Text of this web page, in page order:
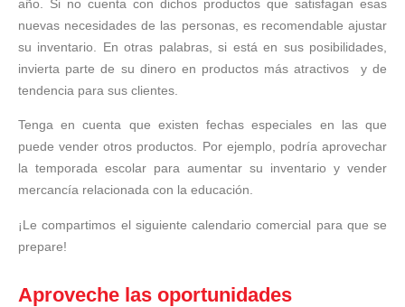
año. Si no cuenta con dichos productos que satisfagan esas
nuevas necesidades de las personas, es recomendable ajustar
su inventario. En otras palabras, si está en sus posibilidades,
invierta parte de su dinero en productos más atractivos y de
tendencia para sus clientes.
Tenga en cuenta que existen fechas especiales en las que
puede vender otros productos. Por ejemplo, podría aprovechar
la temporada escolar para aumentar su inventario y vender
mercancía relacionada con la educación.
¡Le compartimos el siguiente calendario comercial para que se
prepare!
Aproveche las oportunidades